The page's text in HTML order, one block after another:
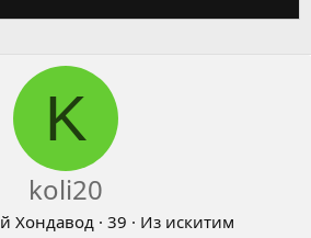
K
koli20
Хондавод · 39 · Из искитим